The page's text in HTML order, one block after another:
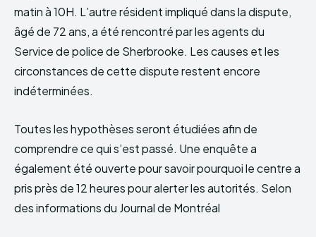
matin à 10H. L’autre résident impliqué dans la dispute,
âgé de 72 ans, a été rencontré par les agents du
Service de police de Sherbrooke. Les causes et les
circonstances de cette dispute restent encore
indéterminées.
Toutes les hypothèses seront étudiées afin de
comprendre ce qui s’est passé. Une enquête a
également été ouverte pour savoir pourquoi le centre a
pris près de 12 heures pour alerter les autorités. Selon
des informations du Journal de Montréal